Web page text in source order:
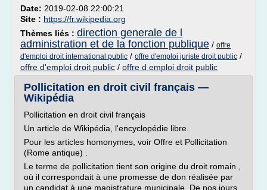
Date: 2019-02-08 22:00:21
Site : https://fr.wikipedia.org
Thèmes liés : direction generale de l
administration et de la fonction publique / offre
d'emploi droit international public / offre d'emploi juriste droit public /
offre d'emploi droit public / offre d emploi droit public
Pollicitation en droit civil français —
Wikipédia
Pollicitation en droit civil français
Un article de Wikipédia, l'encyclopédie libre.
Pour les articles homonymes, voir Offre et Pollicitation
(Rome antique) .
Le terme de pollicitation tient son origine du droit romain ,
où il correspondait à une promesse de don réalisée par
un candidat à une magistrature municipale. De nos jours,